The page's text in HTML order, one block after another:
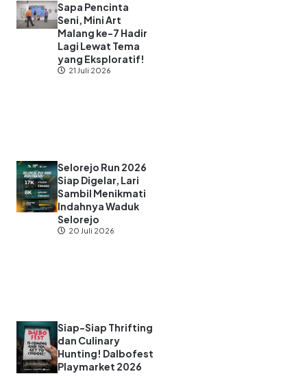
Sapa Pencinta
Seni, Mini Art
Malang ke-7 Hadir
Lagi Lewat Tema
yang Eksploratif!
21 Juli 2026
Selorejo Run 2026
Siap Digelar, Lari
Sambil Menikmati
Indahnya Waduk
Selorejo
20 Juli 2026
Siap-Siap Thrifting
dan Culinary
Hunting! Dalbofest
Playmarket 2026